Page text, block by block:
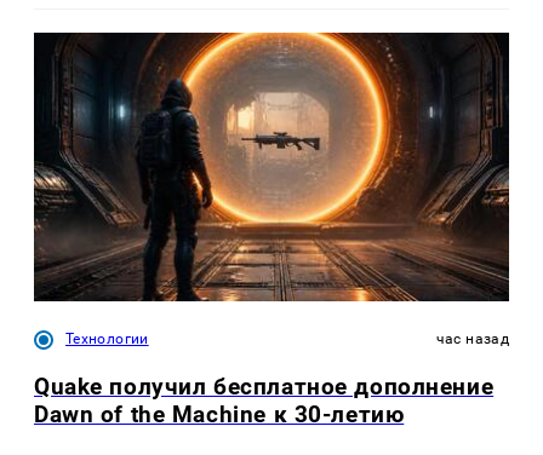
Технологии час назад
Quake получил бесплатное дополнение
Dawn of the Machine к 30-летию